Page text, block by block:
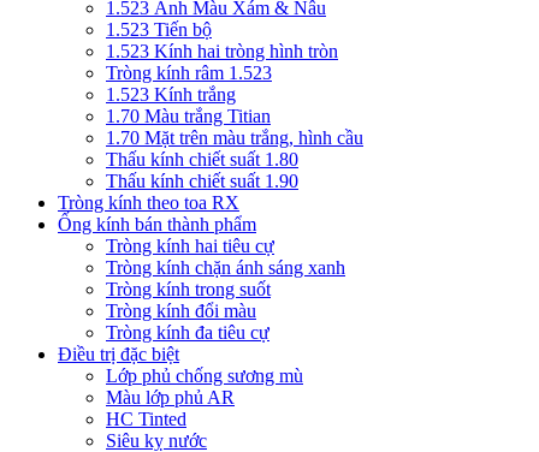
1.523 Ảnh Màu Xám & Nâu
1.523 Tiến bộ
1.523 Kính hai tròng hình tròn
Tròng kính râm 1.523
1.523 Kính trắng
1.70 Màu trắng Titian
1.70 Mặt trên màu trắng, hình cầu
Thấu kính chiết suất 1.80
Thấu kính chiết suất 1.90
Tròng kính theo toa RX
Ống kính bán thành phẩm
Tròng kính hai tiêu cự
Tròng kính chặn ánh sáng xanh
Tròng kính trong suốt
Tròng kính đổi màu
Tròng kính đa tiêu cự
Điều trị đặc biệt
Lớp phủ chống sương mù
Màu lớp phủ AR
HC Tinted
Siêu kỵ nước